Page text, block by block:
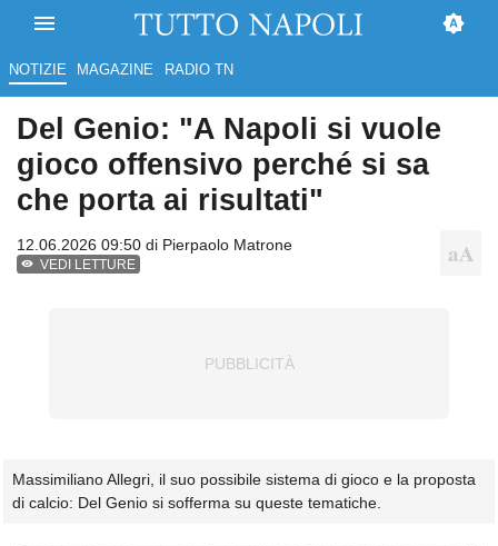
NOTIZIE MAGAZINE RADIO TN
Del Genio: "A Napoli si vuole
gioco offensivo perché si sa
che porta ai risultati"
12.06.2026 09:50 di Pierpaolo Matrone
VEDI LETTURE
Massimiliano Allegri, il suo possibile sistema di gioco e la proposta
di calcio: Del Genio si sofferma su queste tematiche.